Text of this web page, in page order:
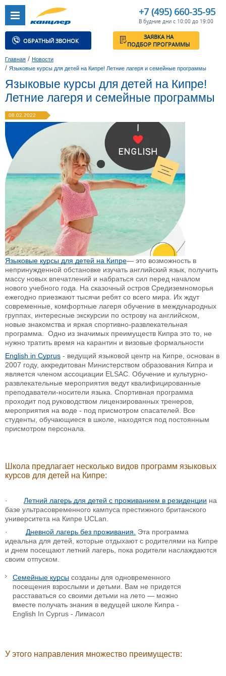
+7 (495) 660-35-95
В будние дни с 10:00 до 19:00
ОБРАТНЫЙ ЗВОНОК
ЗАЯВКА НА
ПОДБОР ПРОГРАММЫ
Главная / Новости
/ Языковые курсы для детей на Кипре! Летние лагеря и семейные программы
Языковые курсы для детей на Кипре!
Летние лагеря и семейные программы
08.02.2022
Языковые курсы для детей на Кипре— это возможность в
непринужденной обстановке изучать английский язык, получить
массу новых впечатлений и набраться сил перед началом
нового учебного года. На сказочный остров Средиземноморья
ежегодно приезжают тысячи ребят со всего мира. Их ждут
современные, комфортные лагеря обучение в международных
группах, интересные экскурсии по острову на английском,
новые знакомства и яркая спортивно-развлекательная
программа. Одно из значимых преимуществ Кипра это то, не
нужно тратить время на карантин и визовые формальности
English in Cyprus - ведущий языковой центр на Кипре, основан в
2007 году, аккредитован Министерством образования Кипра и
является членом ассоциации ELSAC. Обучение и культурно-
развлекательные мероприятия ведут квалифицированные
преподаватели-носители языка. Спортивная программа
проходит под руководством лицензированных тренеров,
мероприятия на воде - под присмотром спасателей. Все
студенты, обучающиеся в школе, находятся под постоянным
присмотром персонала.
Школа предлагает несколько видов программ языковых
курсов для детей на Кипре:
· Летний лагерь для детей с проживанием в резиденции на
базе ультрасовременного кампуса престижного британского
университета на Кипре UCLan.
· Дневной лагерь без проживания.
Эта программа
идеальна для детей, которые отдыхают с родителями на Кипре
и днем посещают летний лагерь, пока родители наслаждаются
своим отпуском.
Семейные курсы созданы для одновременного
посещения взрослыми и детьми. Вам не придется
расставаться со своими детьми на лето — можно
вместе получать знания в ведущей школе Кипра -
English In Cyprus - Лимасол
У этого направления множество преимуществ: